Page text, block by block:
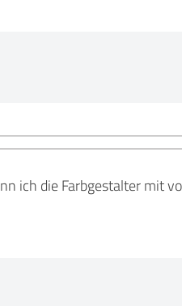
ich die Farbgestalter mit